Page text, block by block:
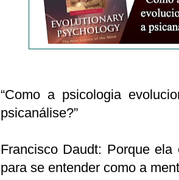
“Como a psicologia
psicanálise?”
Francisco Daudt: Porque
para se entender como a